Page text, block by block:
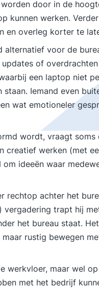
door in de
kunnen werken.
en overleg korter te
voor de
of
een laptop niet
Iemand even
wat emotioneler
wordt, vraagt soms
creatief werken (met
ideeën waar
rechtop achter het
vergadering trapt hij
het bureau staat.
rustig bewegen
werkvloer, maar wel
met het bedrijf